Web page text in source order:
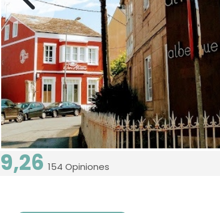
9,26 154 Opiniones